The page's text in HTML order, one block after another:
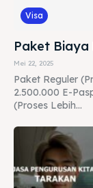
Visa
Paket Biaya
Mei 22, 2025
Paket Reguler
2.500.000 E-
(Proses Lebih...